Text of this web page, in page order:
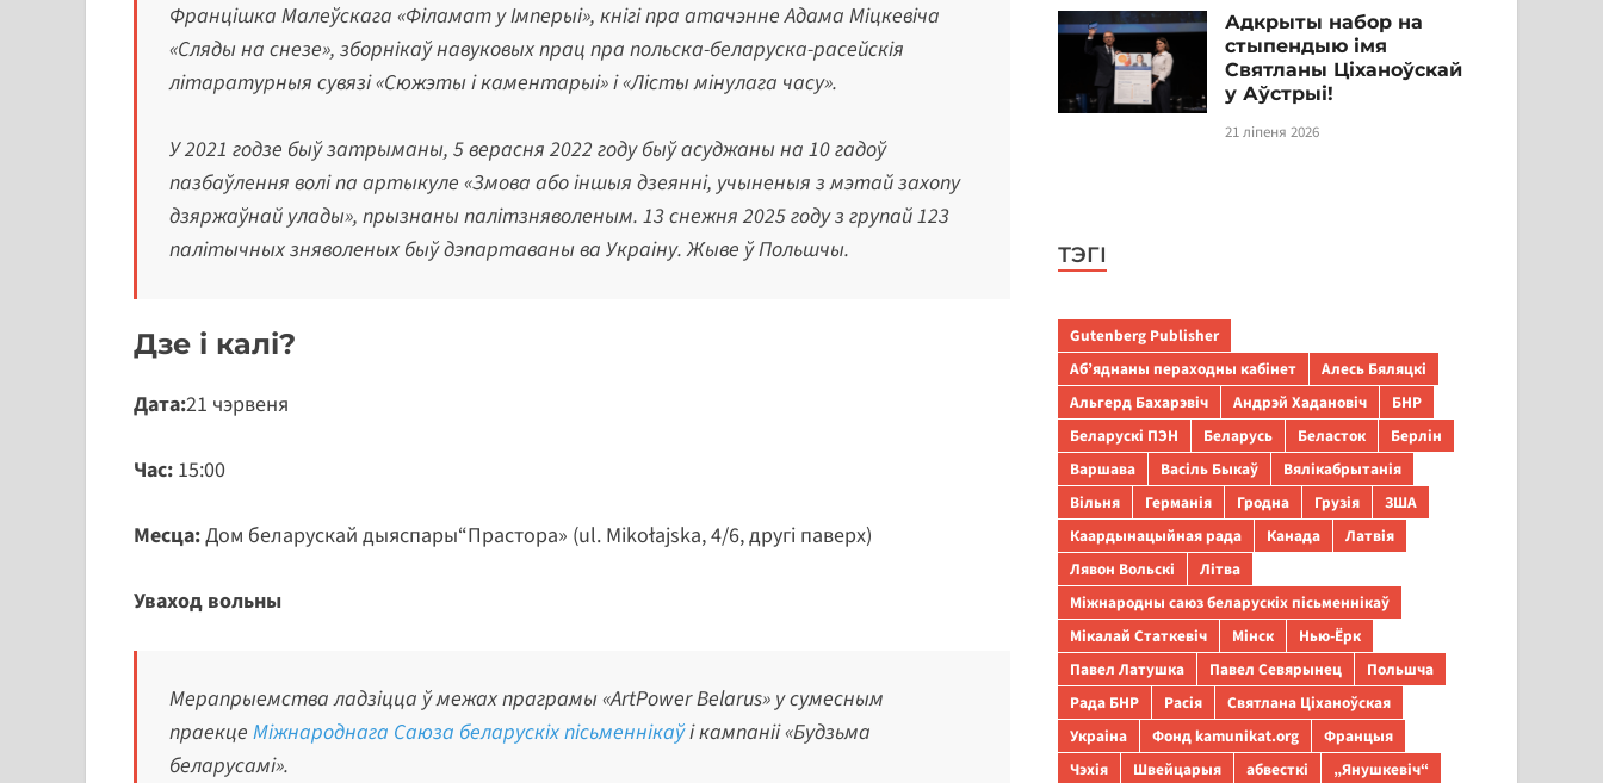
Францішка Малеўскага «Філамат у Імперыі», кнігі пра атачэнне Адама Міцкевіча
«Сляды на снезе», зборнікаў навуковых прац пра польска-беларуска-расейскія
літаратурныя сувязі «Сюжэты і каментарыі» і «Лісты мінулага часу».
У 2021 годзе быў затрыманы, 5 верасня 2022 году быў асуджаны на 10 гадоў
пазбаўлення волі па артыкуле «Змова або іншыя дзеянні, учыненыя з мэтай захопу
дзяржаўнай улады», прызнаны палітзняволеным. 13 снежня 2025 году з групай 123
палітычных зняволеных быў дэпартаваны ва Украіну. Жыве ў Польшчы.
Дзе і калі?
Дата:21 чэрвеня
Час: 15:00
Месца:Дом беларускай дыяспары“Прастора» (ul. Mikołajska, 4/6, другі паверх)
Уваход вольны
Мерапрыемства ладзіцца ў межах праграмы «ArtPower Belarus» у сумесным
праекце Міжнароднага Саюза беларускіх пісьменнікаўі кампаніі «Будзьма
беларусамі».
Адкрыты набор на
стыпендыю імя
Святланы Ціханоўскай
у Аўстрыі!
21 ліпеня 2026
ТЭГІ
Gutenberg Publisher
Аб’яднаны пераходны кабінет
Алесь Бяляцкі
Альгерд Бахарэвіч
Андрэй Хадановіч
БНР
Беларускі ПЭН
Беларусь Беласток
Берлін
Варшава
Васіль Быкаў
Вялікабрытанія
Вільня
Германія Гродна Грузія
ЗША
Каардынацыйная рада
Канада
Латвія
Лявон Вольскі
Літва
Міжнародны саюз беларускіх пісьменнікаў
Мікалай Статкевіч
Мінск
Нью-Ёрк
Павел Латушка
Павел Севярынец
Польшча
Рада БНР
Расія
Святлана Ціханоўская
Украіна
Фонд kamunikat.org
Францыя
Чэхія
Швейцарыя абвесткі „Янушкевіч“